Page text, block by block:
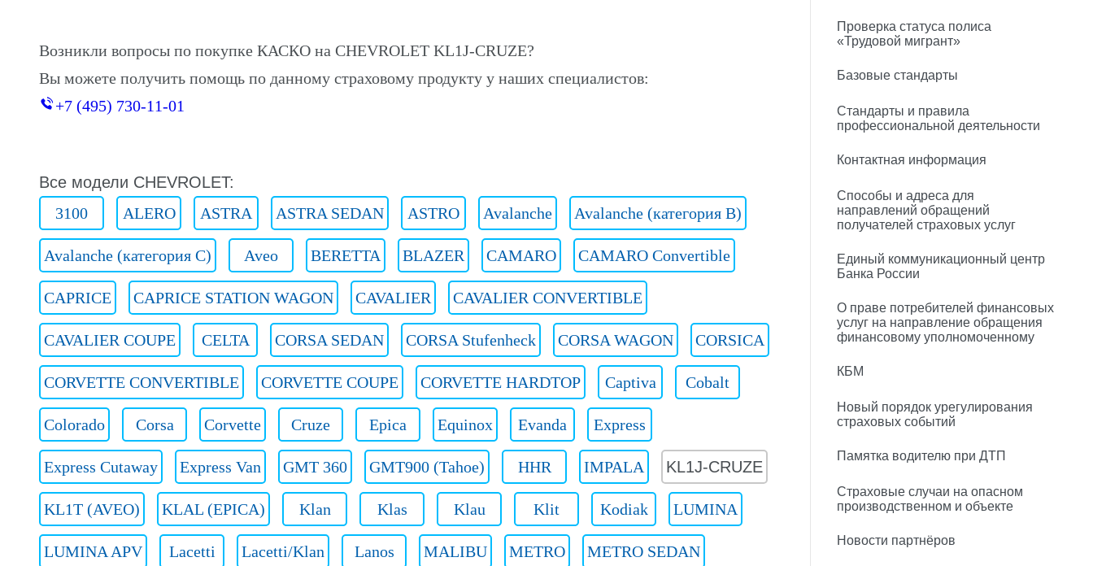
Возникли вопросы по покупке КАСКО на CHEVROLET KL1J-CRUZE?
Вы можете получить помощь по данному страховому продукту у наших специалистов:
+7 (495) 730-11-01
Все модели CHEVROLET:
3100
ALERO ASTRA ASTRA SEDAN ASTRO Avalanche Avalanche (категория B)
Avalanche (категория C) Aveo BERETTA BLAZER CAMARO CAMARO Convertible
CAPRICE CAPRICE STATION WAGON CAVALIER CAVALIER CONVERTIBLE
CAVALIER COUPE CELTA CORSA SEDAN CORSA Stufenheck CORSA WAGON CORSICA
CORVETTE CONVERTIBLE CORVETTE COUPE CORVETTE HARDTOP Captiva Cobalt
Colorado Corsa Corvette Cruze Epica Equinox Evanda Express
Express Cutaway Express Van GMT 360 GMT900 (Tahoe) HHR IMPALA KL1J-CRUZE
KL1T (AVEO) KLAL (EPICA) Klan Klas Klau Klit Kodiak LUMINA
LUMINA APV Lacetti Lacetti/Klan Lanos MALIBU METRO METRO SEDAN
Проверка статуса полиса
«Трудовой мигрант»
Базовые стандарты
Стандарты и правила
профессиональной деятельности
Контактная информация
Способы и адреса для
направлений обращений
получателей страховых услуг
Единый коммуникационный центр
Банка России
О праве потребителей финансовых
услуг на направление обращения
финансовому уполномоченному
КБМ
Новый порядок урегулирования
страховых событий
Памятка водителю при ДТП
Страховые случаи на опасном
производственном и объекте
Новости партнёров